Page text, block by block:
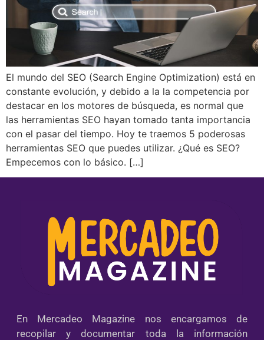
El mundo del SEO (Search Engine Optimization) está en
constante evolución, y debido a la la competencia por
destacar en los motores de búsqueda, es normal que
las herramientas SEO hayan tomado tanta importancia
con el pasar del tiempo. Hoy te traemos 5 poderosas
herramientas SEO que puedes utilizar. ¿Qué es SEO?
Empecemos con lo básico. […]
En Mercadeo Magazine nos encargamos de
recopilar y documentar toda la información